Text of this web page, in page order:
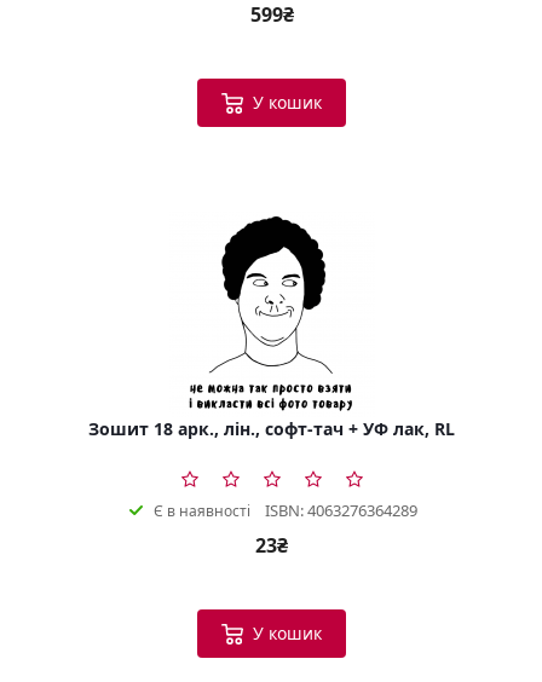
599₴
У кошик
Зошит 18 арк., лін., софт-тач + УФ лак, RL
Є в наявності ISBN: 4063276364289
23₴
У кошик